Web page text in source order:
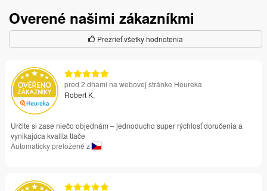
Overené našimi zákazníkmi
Prezrieť všetky hodnotenia
pred 2 dňami na webovej stránke Heureka
Robert K.
Určite si zase niečo objednám – jednoducho super rýchlosť doručenia a
vynikajúca kvalita tlače
Automaticky preložené z